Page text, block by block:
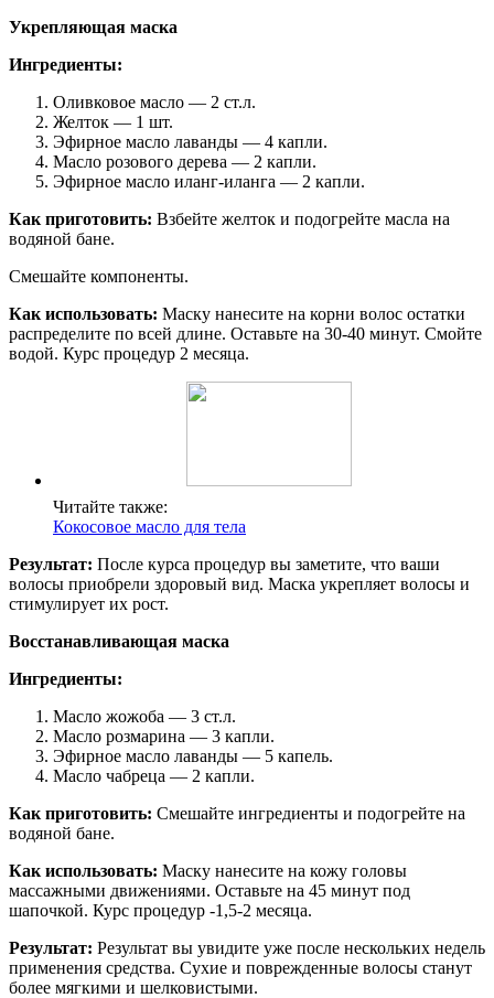
Укрепляющая маска
Ингредиенты:
Оливковое масло — 2 ст.л.
Желток — 1 шт.
Эфирное масло лаванды — 4 капли.
Масло розового дерева — 2 капли.
Эфирное масло иланг-иланга — 2 капли.
Как приготовить: Взбейте желток и подогрейте масла на
водяной бане.
Смешайте компоненты.
Как использовать: Маску нанесите на корни волос остатки
распределите по всей длине. Оставьте на 30-40 минут. Смойте
водой. Курс процедур 2 месяца.
Читайте также:
Кокосовое масло для тела
Результат: После курса процедур вы заметите, что ваши
волосы приобрели здоровый вид. Маска укрепляет волосы и
стимулирует их рост.
Восстанавливающая маска
Ингредиенты:
Масло жожоба — 3 ст.л.
Масло розмарина — 3 капли.
Эфирное масло лаванды — 5 капель.
Масло чабреца — 2 капли.
Как приготовить: Смешайте ингредиенты и подогрейте на
водяной бане.
Как использовать: Маску нанесите на кожу головы
массажными движениями. Оставьте на 45 минут под
шапочкой. Курс процедур -1,5-2 месяца.
Результат: Результат вы увидите уже после нескольких недель
применения средства. Сухие и поврежденные волосы станут
более мягкими и шелковистыми.